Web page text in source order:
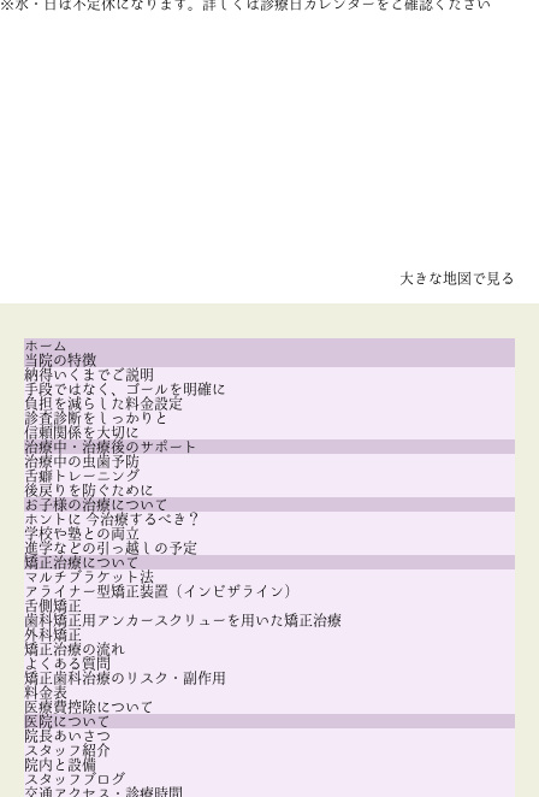
※水・日は不定休になります。詳しくは診療日カレンダーをご確認ください
大きな地図で見る
ホーム
当院の特徴
納得いくまでご説明
手段ではなく、ゴールを明確に
負担を減らした料金設定
診査診断をしっかりと
信頼関係を大切に
治療中・治療後のサポート
治療中の虫歯予防
舌癖トレーニング
後戻りを防ぐために
お子様の治療について
ホントに 今治療するべき？
学校や塾との両立
進学などの引っ越しの予定
矯正治療について
マルチブラケット法
アライナー型矯正装置（インビザライン）
舌側矯正
歯科矯正用アンカースクリューを用いた矯正治療
外科矯正
矯正治療の流れ
よくある質問
矯正歯科治療のリスク・副作用
料金表
医療費控除について
医院について
院長あいさつ
スタッフ紹介
院内と設備
スタッフブログ
交通アクセス・診療時間